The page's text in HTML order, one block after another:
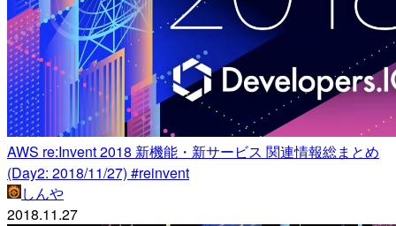
AWS re:Invent 2018 新機能・新サービス 関連情報総まとめ
(Day2: 2018/11/27) #reinvent
しんや
2018.11.27